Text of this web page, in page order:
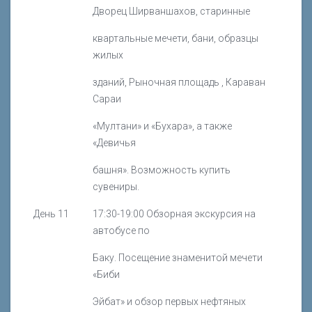
День 11
Дворец Ширваншахов, старинные
квартальные мечети, бани, образцы
жилых
зданий, Рыночная площадь , Караван
Сараи
«Мултани» и «Бухара», а также
«Девичья
башня». Возможность купить
сувениры.
17:30-19:00 Обзорная экскурсия на
автобусе по
Баку. Посещение знаменитой мечети
«Биби
Эйбат» и обзор первых нефтяных